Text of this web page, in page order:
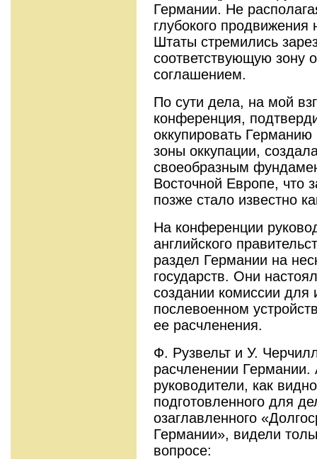
Германии. Не
глубокого
Штаты стремились
соответствующую зону
соглашением.
По сути дела, на мой
конференция,
оккупировать
зоны оккупации,
своеобразным
Восточной Европе, что
позже стало известно
На конференции
английского
раздел Германии на
государств. Они
создании комиссии для
послевоенном
ее расчленения.
Ф. Рузвельт и У.
расчленении Германии.
руководители, как
подготовленного для
озаглавленного
Германии», видели
вопросе: